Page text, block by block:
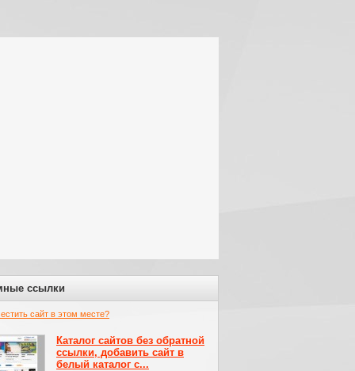
ссылки
сайт в этом месте?
Каталог сайтов без обратной
ссылки, добавить сайт в
белый каталог с...